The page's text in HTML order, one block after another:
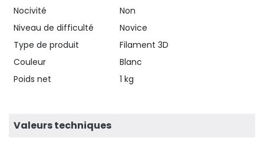
Nocivité
Non
Niveau de difficulté
Novice
Type de produit
Filament 3D
Couleur
Blanc
Poids net
1 kg
Valeurs techniques